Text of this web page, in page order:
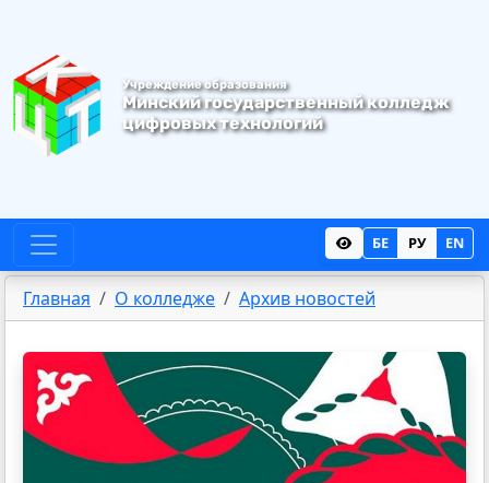
Учреждение образования
Минский государственный колледж
цифровыхтехнологий
БЕ РУ EN
Главная О колледже Архив новостей